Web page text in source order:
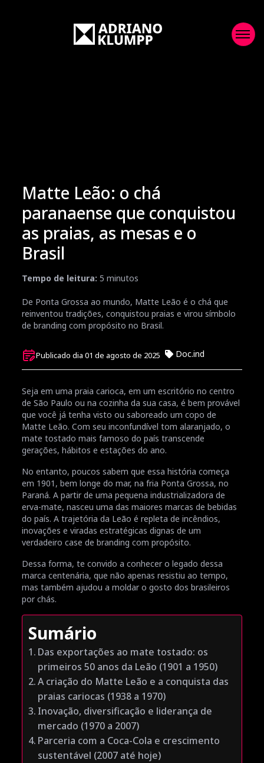
Matte Leão: o chá
paranaense que conquistou
as praias, as mesas e o
Brasil
Tempo de leitura: 5 minutos
De Ponta Grossa ao mundo, Matte Leão é o chá que
reinventou tradições, conquistou praias e virou símbolo
de branding com propósito no Brasil.
Publicado dia 01 de agosto de 2025 Doc.ind
Seja em uma praia carioca, em um escritório no centro
de São Paulo ou na cozinha da sua casa, é bem provável
que você já tenha visto ou saboreado um copo de
Matte Leão. Com seu inconfundível tom alaranjado, o
mate tostado mais famoso do país transcende
gerações, hábitos e estações do ano.
No entanto, poucos sabem que essa história começa
em 1901, bem longe do mar, na fria Ponta Grossa, no
Paraná. A partir de uma pequena industrializadora de
erva-mate, nasceu uma das maiores marcas de bebidas
do país. A trajetória da Leão é repleta de incêndios,
inovações e viradas estratégicas dignas de um
verdadeiro case de branding com propósito.
Dessa forma, te convido a conhecer o legado dessa
marca centenária, que não apenas resistiu ao tempo,
mas também ajudou a moldar o gosto dos brasileiros
por chás.
Sumário
Das exportações ao mate tostado: os
primeiros 50 anos da Leão (1901 a 1950)
A criação do Matte Leão e a conquista das
praias cariocas (1938 a 1970)
Inovação, diversificação e liderança de
mercado (1970 a 2007)
Parceria com a Coca-Cola e crescimento
sustentável (2007 até hoje)